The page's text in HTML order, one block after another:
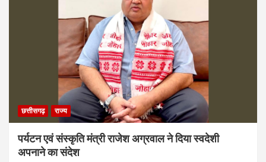
छत्तीसगढ़ राज्य
पर्यटन एवं संस्कृति मंत्री राजेश अग्रवाल ने दिया स्वदेशी
अपनाने का संदेश